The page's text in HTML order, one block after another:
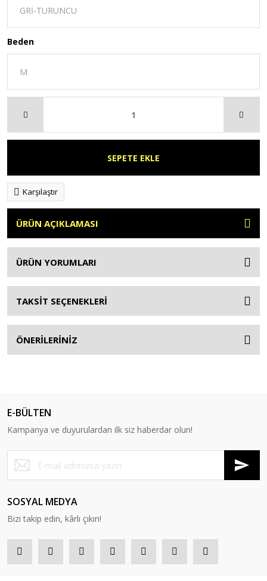
Beden
SEPETE EKLE
Karşılaştır
ÜRÜN AÇIKLAMASI
ÜRÜN YORUMLARI
TAKSİT SEÇENEKLERİ
ÖNERİLERİNİZ
E-BÜLTEN
Kampanya ve duyurulardan ilk siz haberdar olun!
SOSYAL MEDYA
Bizi takip edin, kârlı çıkın!